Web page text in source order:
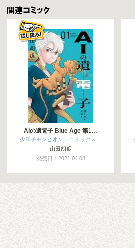
関連コミックス
AIの遺電子 Blue Age 第1…
少年チャンピオン・コミックス…
山田胡瓜
発売日：2021.04.08